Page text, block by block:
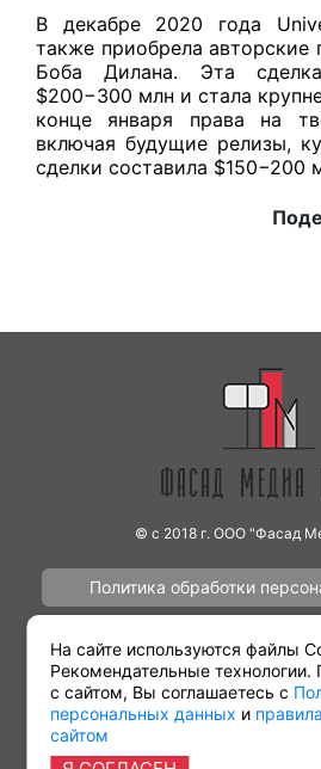
В декабре 2020 года
также приобрела авторские
Боба Дилана. Эта
$200−300 млн и стала
конце января права на
включая будущие релизы,
сделки составила $150−200
© с 2018 г. ООО "Фасад
Политика обработки
Партнёрам
На сайте используются файлы
Рекомендательные
с сайтом, Вы соглашаетесь с
персональных данных и
сайтом